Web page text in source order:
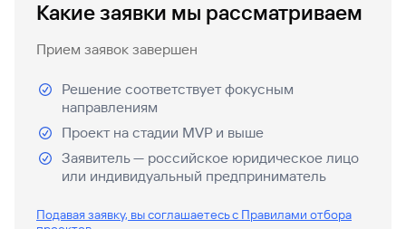
Какие заявки мы рассматриваем
Прием заявок завершен
Решение соответствует фокусным
направлениям
Проект на стадии MVP и выше
Заявитель — российское юридическое лицо
или индивидуальный предприниматель
Подавая заявку, вы соглашаетесь с Правилами отбора